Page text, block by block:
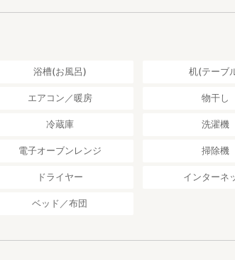
浴槽(お風呂) 机(テーブ
エアコン／暖房 物干し
冷蔵庫 洗濯機
電子オーブンレンジ 掃除機
ドライヤー インターネ
ベッド／布団